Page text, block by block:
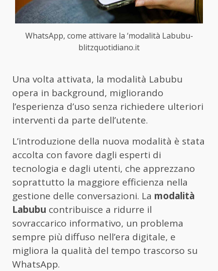
WhatsApp, come attivare la ‘modalità Labubu-
blitzquotidiano.it
Una volta attivata, la modalità Labubu
opera in background, migliorando
l’esperienza d’uso senza richiedere ulteriori
interventi da parte dell’utente.
L’introduzione della nuova modalità è stata
accolta con favore dagli esperti di
tecnologia e dagli utenti, che apprezzano
soprattutto la maggiore efficienza nella
gestione delle conversazioni. La modalità
Labubu contribuisce a ridurre il
sovraccarico informativo, un problema
sempre più diffuso nell’era digitale, e
migliora la qualità del tempo trascorso su
WhatsApp.